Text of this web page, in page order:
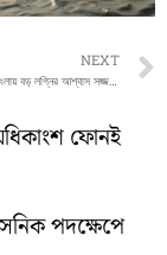
NEXT
দুর্গোৎসবে শামিল হয়েই বাংলায় বড় লগ্নির আশ্বাস সজ্জন জিন্দালের
ফোনই
পদক্ষেপে